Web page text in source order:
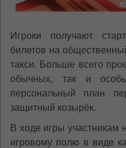
Игроки получают
билетов на
такси. Больше всего
обычных, так и
персональный план
защитный козырёк.
В ходе игры участникам
игровому полю в виде